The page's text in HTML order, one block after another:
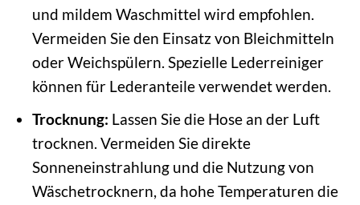
und mildem Waschmittel wird empfohlen.
Vermeiden Sie den Einsatz von Bleichmitteln
oder Weichspülern. Spezielle Lederreiniger
können für Lederanteile verwendet werden.
Trocknung: Lassen Sie die Hose an der Luft
trocknen. Vermeiden Sie direkte
Sonneneinstrahlung und die Nutzung von
Wäschetrocknern, da hohe Temperaturen die